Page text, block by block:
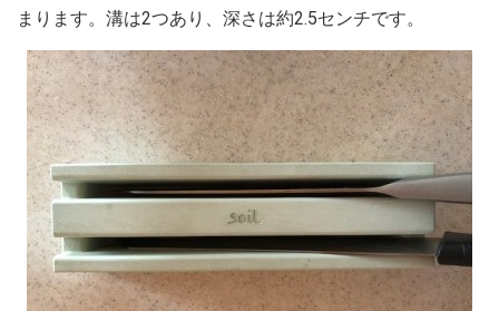
まります。溝は2つあり、深さは約2.5センチです。